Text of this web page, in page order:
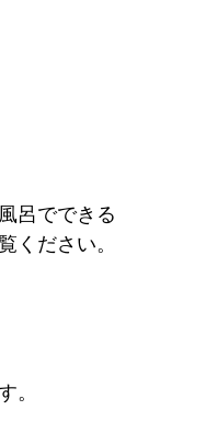
呂でできる
ください。
。